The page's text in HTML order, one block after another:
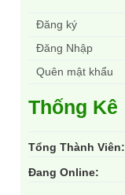
Đăng ký
Đăng Nhập
Quên mật khẩu
Thống Kê
Tổng Thành Viên:
Đang Online: